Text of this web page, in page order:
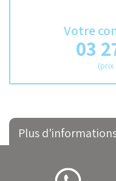
Votre
03
(prix
Plus